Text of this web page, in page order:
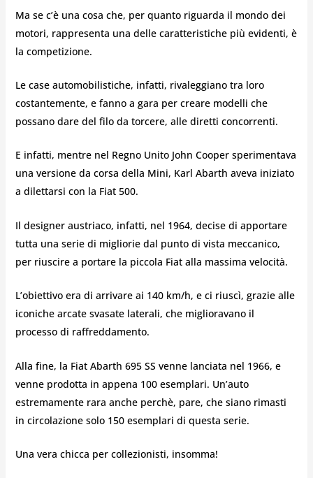
Ma se c’è una cosa che, per quanto riguarda il mondo dei
motori, rappresenta una delle caratteristiche più evidenti, è
la competizione.
Le case automobilistiche, infatti, rivaleggiano tra loro
costantemente, e fanno a gara per creare modelli che
possano dare del filo da torcere, alle diretti concorrenti.
E infatti, mentre nel Regno Unito John Cooper sperimentava
una versione da corsa della Mini, Karl Abarth aveva iniziato
a dilettarsi con la Fiat 500.
Il designer austriaco, infatti, nel 1964, decise di apportare
tutta una serie di migliorie dal punto di vista meccanico,
per riuscire a portare la piccola Fiat alla massima velocità.
L’obiettivo era di arrivare ai 140 km/h, e ci riuscì, grazie alle
iconiche arcate svasate laterali, che miglioravano il
processo di raffreddamento.
Alla fine, la Fiat Abarth 695 SS venne lanciata nel 1966, e
venne prodotta in appena 100 esemplari. Un’auto
estremamente rara anche perchè, pare, che siano rimasti
in circolazione solo 150 esemplari di questa serie.
Una vera chicca per collezionisti, insomma!